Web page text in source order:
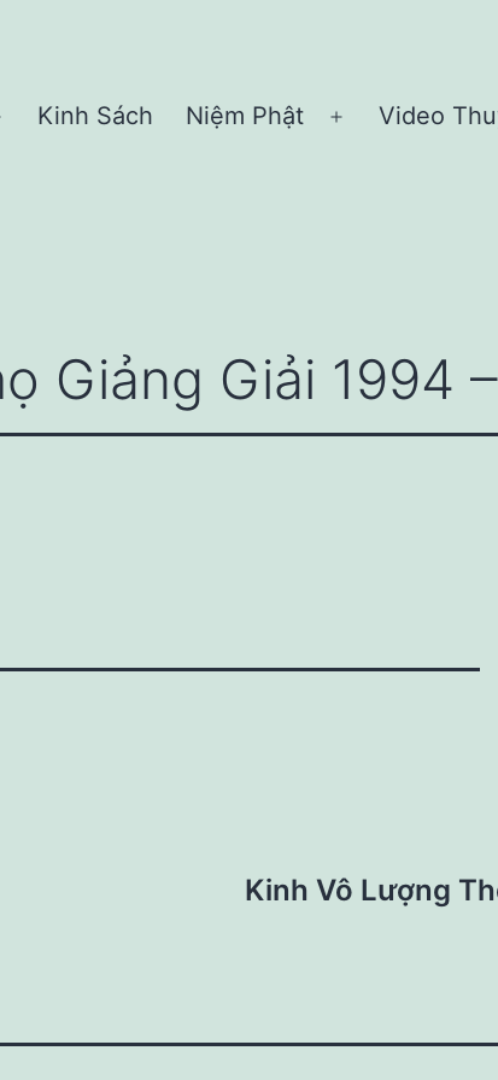
Open
Kinh Sách Niệm Phật
Open
Video
Giảng Giải 1994
Kinh Vô Lượng